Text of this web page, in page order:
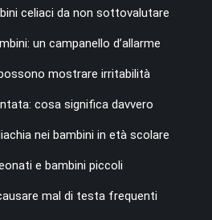
celiaci da non sottovalutare
un campanello d’allarme
mostrare irritabilità
cosa significa davvero
nei bambini in età scolare
e bambini piccoli
mal di testa frequenti